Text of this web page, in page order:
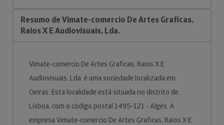
Resumo de Vimate-comercio De Artes Graficas,
Raios X E Audiovisuais, Lda.
Vimate-comercio De Artes Graficas, Raios X E
Audiovisuais, Lda. é uma sociedade localizada em
Oeiras. Esta localidade está situada no distrito de
Lisboa, com o código postal 1495-121 - Algés. A
empresa Vimate-comercio De Artes Graficas, Raios X E